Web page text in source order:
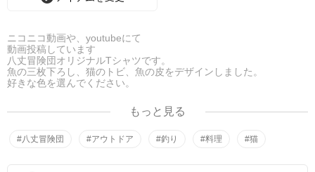
ニコニコ動画や、youtubeにて
動画投稿しています
八丈冒険団オリジナルTシャツです。
魚の三枚下ろし、猫のトビ、魚の皮をデザインしました。
好きな色を選んでください。
思います。
もっと見る
#八丈冒険団 #アウトドア #釣り #料理 #猫